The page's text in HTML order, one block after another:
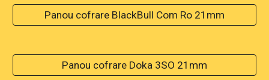
Panou cofrare BlackBull Com Ro 21mm
Panou cofrare Doka 3SO 21mm